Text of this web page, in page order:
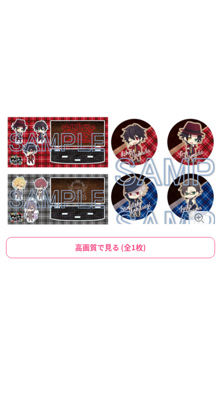
高画質で見る (全1枚)